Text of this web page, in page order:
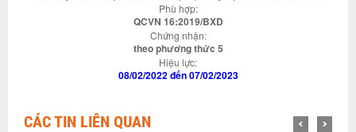
Phù hợp:
QCVN 16:2019/BXD
Chứng nhận:
theo phương thức 5
Hiệu lực:
08/02/2022 đến 07/02/2023
CÁC TIN LIÊN QUAN